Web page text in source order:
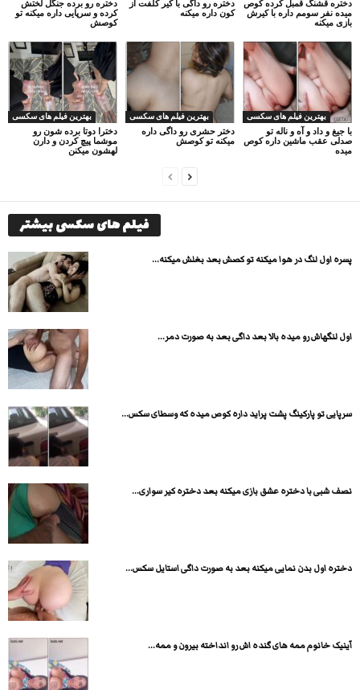
دختره رو برده جنگل لختش
کرده و سرپایی داره میکنه تو
کوصش
دختره رو داگی با کیر کلفت از
کون داره میکنه
دختره قشنگ قمبل کرده کوص
میده نفر سومم داره با کیرش
بازی میکنه
بهترین فیلم های سکسی
دخترا دوتا برده شون رو
موشما پیچ کردن و دارن
لهشون میکنن
بهترین فیلم های سکسی
دختر حشری رو داگی داره
میکنه تو کوصش
بهترین فیلم های سکسی
با جیغ و داد و آه و ناله تو
صدلی عقب ماشین داره کوص
میده
فیلم های سکسی بیشتر
پسره اول لنگ در هوا میکنه تو کصش بعد بغلش میکنه...
اول لنگهاش رو میده بالا بعد داگی بعد به صورت دمر...
سرپایی تو پارکینگ پشت پراید داره کوص میده که وسطای سکس...
نصف شبی با دختره عشق بازی میکنه بعد دختره کیر سواری...
دختره اول بدن نمایی میکنه بعد به صورت داگی استایل سکس...
آینیک خانوم ممه های گنده اش رو انداخته بیرون و ممه...